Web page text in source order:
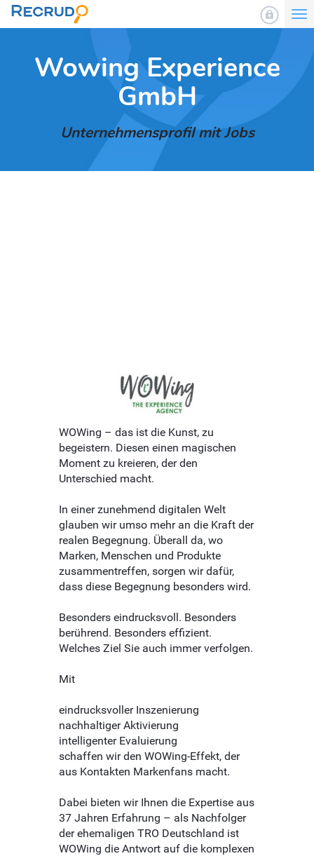
Wowing Experience
GmbH
Unternehmensprofil mit Jobs
WOWing – das ist die Kunst, zu
begeistern. Diesen einen magischen
Moment zu kreieren, der den
Unterschied macht.
In einer zunehmend digitalen Welt
glauben wir umso mehr an die Kraft der
realen Begegnung. Überall da, wo
Marken, Menschen und Produkte
zusammentreffen, sorgen wir dafür,
dass diese Begegnung besonders wird.
Besonders eindrucksvoll. Besonders
berührend. Besonders effizient.
Welches Ziel Sie auch immer verfolgen.
Mit
eindrucksvoller Inszenierung
nachhaltiger Aktivierung
intelligenter Evaluierung
schaffen wir den WOWing-Effekt, der
aus Kontakten Markenfans macht.
Dabei bieten wir Ihnen die Expertise aus
37 Jahren Erfahrung – als Nachfolger
der ehemaligen TRO Deutschland ist
WOWing die Antwort auf die komplexen